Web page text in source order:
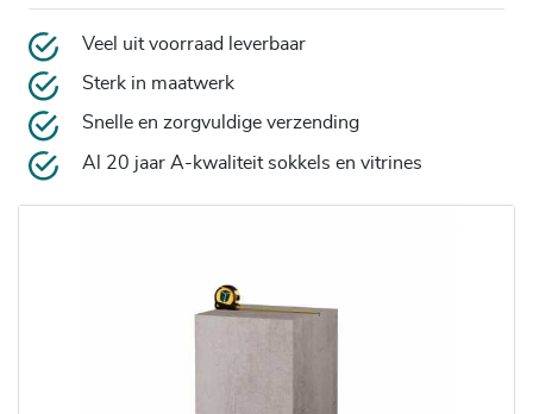
Veel uit voorraad leverbaar
Sterk in maatwerk
Snelle en zorgvuldige verzending
Al 20 jaar A-kwaliteit sokkels en vitrines